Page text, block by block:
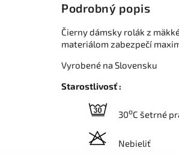
Podrobný popis
Čierny dámsky rolák z
materiálom zabezpečí
Vyrobené na Slovensku
Starostlivosť :
30oC šetrné
Nebieliť